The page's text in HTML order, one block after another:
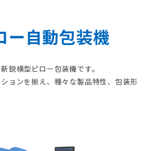
ー自動包装機
鋭横型ピロー包装機です。
ョンを揃え、種々な製品特性、包装形